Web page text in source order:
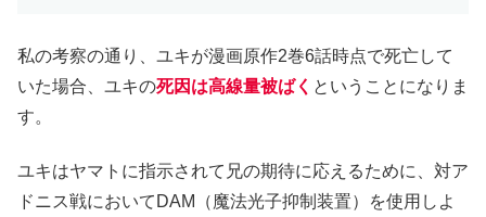
私の考察の通り、ユキが漫画原作2巻6話時点で死亡して
いた場合、ユキの死因は高線量被ばく ということになりま
す。
ユキはヤマトに指示されて兄の期待に応えるために、対ア
ドニス戦においてDAM（魔法光子抑制装置）を使用しよ